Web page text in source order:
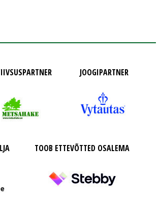
JOOGIPARTNER
TOOB ETTEVÕTTED OSALEMA